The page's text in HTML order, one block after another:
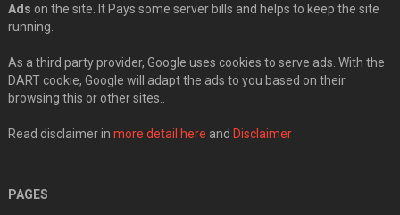
Ads on the site. It Pays some server bills and helps to keep the site
running.
As a third party provider, Google uses cookies to serve ads. With the
DART cookie, Google will adapt the ads to you based on their
browsing this or other sites..
Read disclaimer in more detail here and Disclaimer
PAGES